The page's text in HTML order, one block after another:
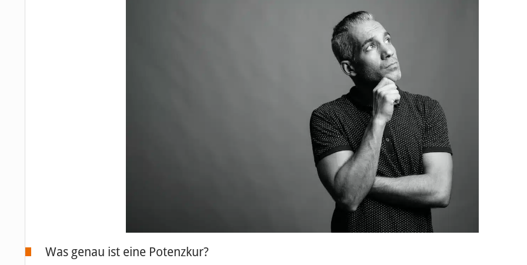
Was genau ist eine Potenzkur?